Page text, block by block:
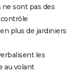
ne sont pas des
plus de jardiniers
les
au volant